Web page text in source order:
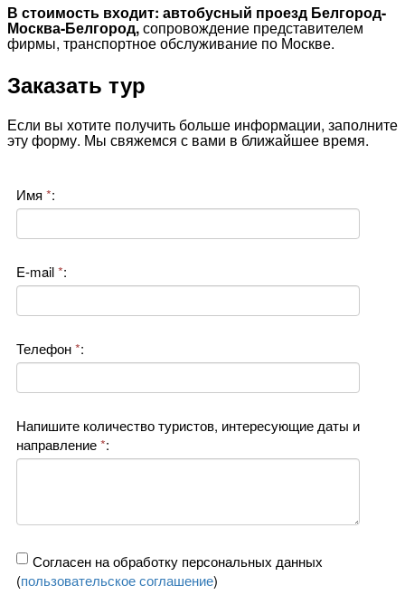
В стоимость входит: автобусный проезд Белгород-
Москва-Белгород,сопровождение представителем
фирмы, транспортное обслуживание по Москве.
Заказать тур
Если вы хотите получить больше информации, заполните
эту форму. Мы свяжемся с вами в ближайшее время.